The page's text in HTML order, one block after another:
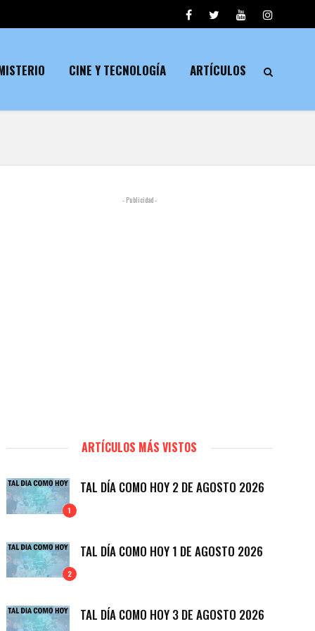
CINE Y TECNOLOGÍA ARTÍCULOS
- Publicidad -
ARTÍCULOS MÁS VISTOS
1
TAL DÍA COMO HOY 2 DE AGOSTO 2026
2
TAL DÍA COMO HOY 1 DE AGOSTO 2026
TAL DÍA COMO HOY 3 DE AGOSTO 2026